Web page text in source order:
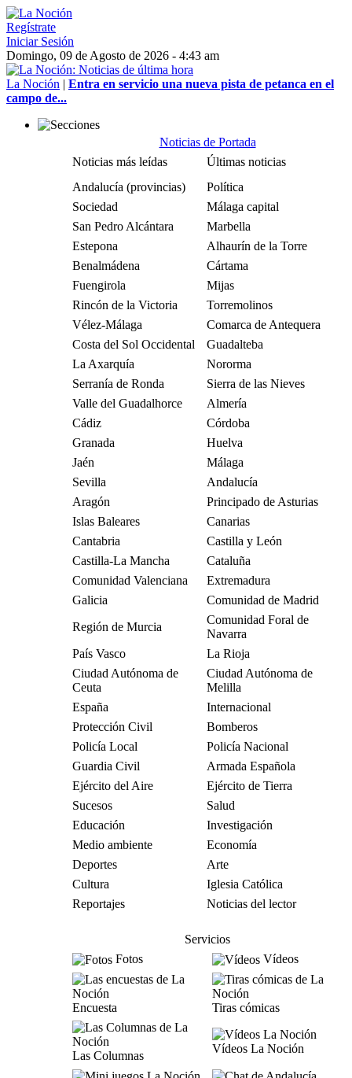
Regístrate
Iniciar Sesión
Domingo, 09 de Agosto de 2026 - 4:43 am
La Noción | Entra en servicio una nueva pista de petanca en el
campo de...
Noticias de Portada
Noticias más leídas
Últimas noticias
Andalucía (provincias)
Política
Sociedad
Málaga capital
San Pedro Alcántara
Marbella
Estepona
Alhaurín de la Torre
Benalmádena
Cártama
Fuengirola
Mijas
Rincón de la Victoria
Torremolinos
Vélez-Málaga
Comarca de Antequera
Costa del Sol Occidental
Guadalteba
La Axarquía
Nororma
Serranía de Ronda
Sierra de las Nieves
Valle del Guadalhorce
Almería
Cádiz
Córdoba
Granada
Huelva
Jaén
Málaga
Sevilla
Andalucía
Aragón
Principado de Asturias
Islas Baleares
Canarias
Cantabria
Castilla y León
Castilla-La Mancha
Cataluña
Comunidad Valenciana
Extremadura
Galicia
Comunidad de Madrid
Región de Murcia
Comunidad Foral de
Navarra
País Vasco
La Rioja
Ciudad Autónoma de
Ceuta
Ciudad Autónoma de
Melilla
España
Internacional
Protección Civil
Bomberos
Policía Local
Policía Nacional
Guardia Civil
Armada Española
Ejército del Aire
Ejército de Tierra
Sucesos
Salud
Educación
Investigación
Medio ambiente
Economía
Deportes
Arte
Cultura
Iglesia Católica
Reportajes
Noticias del lector
Servicios
Fotos
Vídeos
Encuesta Tiras cómicas
Las Columnas
Vídeos La Noción